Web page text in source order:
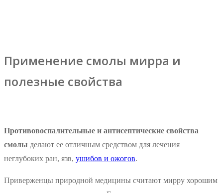
Применение смолы мирра и
полезные свойства
Противовоспалительные и антисептические свойства
смолы делают ее отличным средством для лечения
неглубоких ран, язв, ушибов и ожогов.
Приверженцы природной медицины считают мирру хорошим